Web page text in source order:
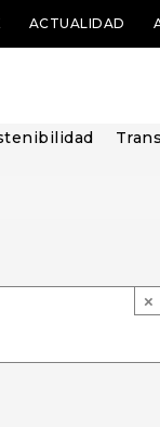
ACTUALIDAD
×